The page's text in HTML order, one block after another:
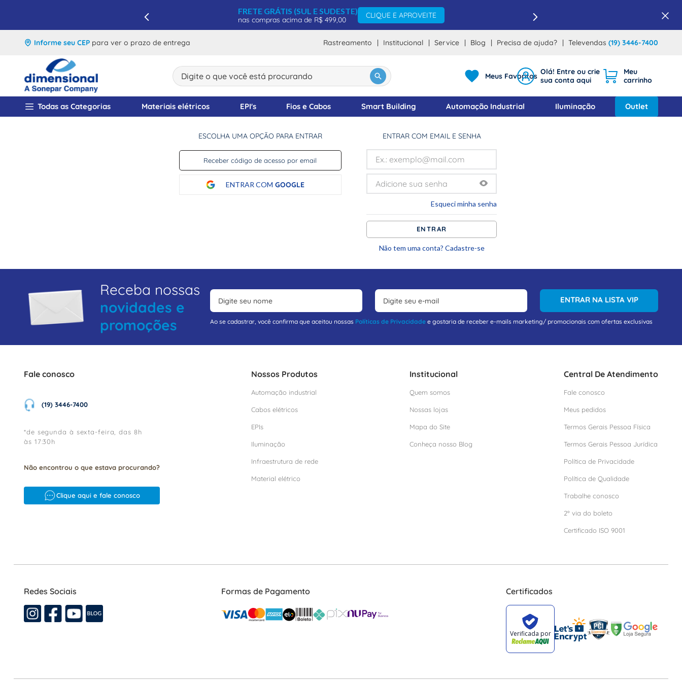
FRETE GRÁTIS (SUL E SUDESTE)
nas compras acima de R$ 499,00
CLIQUE E APROVEITE
Informe seu CEP para ver o prazo de entrega Rastreamento Institucional Service Blog Precisa de ajuda? Televendas (19) 3446-7400
Digite o que você está procurando
Meus Favoritos
Todas as Categorias Materiais elétricos EPI's Fios e Cabos Smart Building Automação Industrial Iluminação Outlet
ESCOLHA UMA OPÇÃO PARA ENTRAR
Receber código de acesso por email
ENTRAR COM GOOGLE
ENTRAR COM EMAIL E SENHA
Esqueci minha senha
ENTRAR
Não tem uma conta? Cadastre-se
Receba nossas
novidades e
promoções
ENTRAR NA LISTA VIP
Ao se cadastrar, você confirma que aceitou nossas Políticas de Privacidade e gostaria de receber e-mails marketing/ promocionais com ofertas exclusivas
Fale conosco
(19) 3446-7400
*de segunda à sexta-feira, das 8h
às 17:30h
Não encontrou o que estava procurando?
Clique aqui e fale conosco
Nossos Produtos
Automação industrial
Cabos elétricos
EPIs
Iluminação
Infraestrutura de rede
Material elétrico
Institucional
Quem somos
Nossas lojas
Mapa do Site
Conheça nosso Blog
Central De Atendimento
Fale conosco
Meus pedidos
Termos Gerais Pessoa Física
Termos Gerais Pessoa Jurídica
Política de Privacidade
Política de Qualidade
Trabalhe conosco
2º via do boleto
Certificado ISO 9001
Redes Sociais Formas de Pagamento Certificados
1º disjuntor
cabo flexivel
cabo
contator